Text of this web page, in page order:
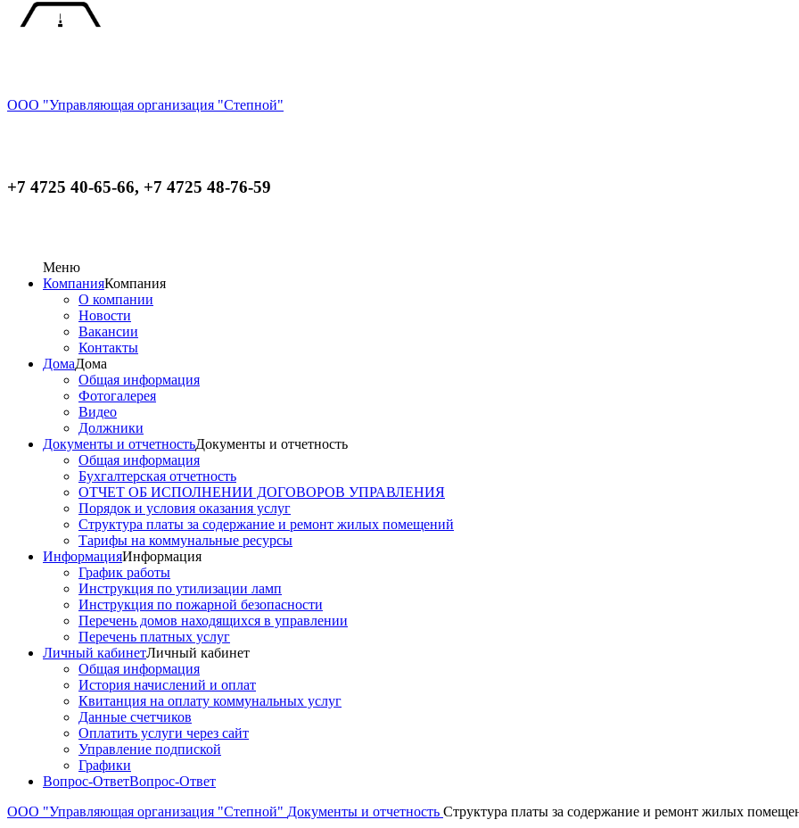
ООО "Управляющая организация "Степной"
+7 4725 40-65-66, +7 4725 48-76-59
Меню
КомпанияКомпания
О компании
Новости
Вакансии
Контакты
ДомаДома
Общая информация
Фотогалерея
Видео
Должники
Документы и отчетностьДокументы и отчетность
Общая информация
Бухгалтерская отчетность
ОТЧЕТ ОБ ИСПОЛНЕНИИ ДОГОВОРОВ УПРАВЛЕНИЯ
Порядок и условия оказания услуг
Структура платы за содержание и ремонт жилых помещений
Тарифы на коммунальные ресурсы
ИнформацияИнформация
График работы
Инструкция по утилизации ламп
Инструкция по пожарной безопасности
Перечень домов находящихся в управлении
Перечень платных услуг
Личный кабинетЛичный кабинет
Общая информация
История начислений и оплат
Квитанция на оплату коммунальных услуг
Данные счетчиков
Оплатить услуги через сайт
Управление подпиской
Графики
Вопрос-ОтветВопрос-Ответ
ООО "Управляющая организация "Степной" Документы и отчетность Структура платы за содержание и ремонт жилых